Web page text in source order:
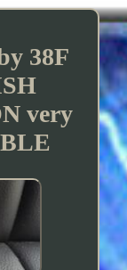
38F
very